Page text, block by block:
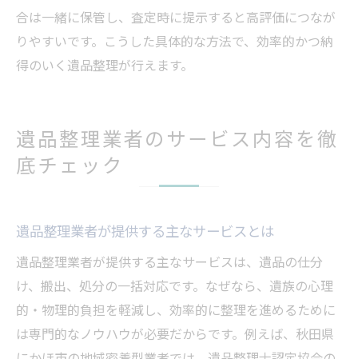
合は一緒に保管し、査定時に提示すると高評価につなが
りやすいです。こうした具体的な方法で、効率的かつ納
得のいく遺品整理が行えます。
遺品整理業者のサービス内容を徹
底チェック
遺品整理業者が提供する主なサービスとは
遺品整理業者が提供する主なサービスは、遺品の仕分
け、搬出、処分の一括対応です。なぜなら、遺族の心理
的・物理的負担を軽減し、効率的に整理を進めるために
は専門的なノウハウが必要だからです。例えば、秋田県